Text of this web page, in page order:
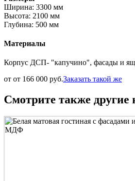
Ширина: 3300 мм
Высота: 2100 мм
Глубина: 500 мм
Материалы
Корпус ДСП- "капучино", фасады и
от от 166 000 руб.Заказать такой же
Смотрите также